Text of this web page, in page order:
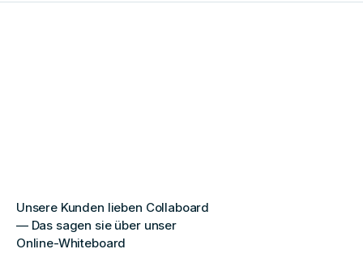
Unsere Kunden lieben Collaboard
— Das sagen sie über unser
Online-Whiteboard